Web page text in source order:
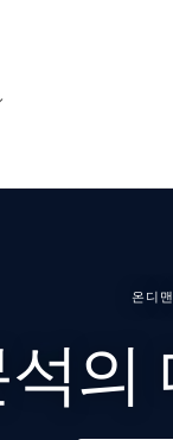
리소스sub-navigation for
온디
의